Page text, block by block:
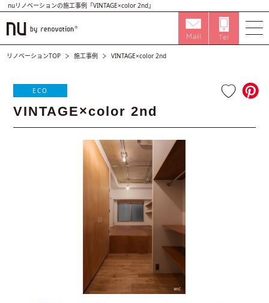
nuリノベーションの施工事例「VINTAGE×color 2nd」
リノベーションTOP 施工事例 VINTAGE×color 2nd
ECO
VINTAGE×color 2nd